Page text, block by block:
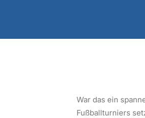
War das ein
Fußballturniers